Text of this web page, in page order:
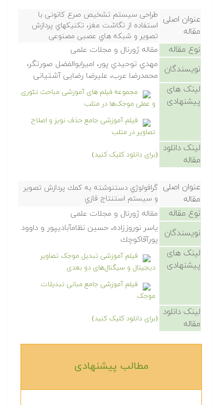
عنوان اصلی
مقاله
طراحی سیستم تشخیص صرع کانونی با
استفاده از نگاشت مغز، تکنیکهاي پردازش
تصویر و شبکه هاي عصبی مصنوعی
نوع مقاله مقاله ژورنال و مجلات علمی
نویسندگان
مهدي توحیدي پور، امیرابوالفضل صورتگر،
محمدرضا عرب، علیرضا رضایی آشتیانی
لینک های
پیشنهادی
مجموعه فیلم های آموزشی مباحث تئوری
و عملی موجک‌ها در متلب
فیلم آموزشی جامع حذف نویز و اصلاح
تصاویر در متلب
لینک دانلود
مقاله
(برای دانلود کلیک کنید)
عنوان اصلی
مقاله
گرافولوژي دستنوشته به كمك پردازش تصوير
و سيستم استنتاج فازي
نوع مقاله مقاله ژورنال و مجلات علمی
نویسندگان
ياسر نوروززاده، حسين نظامآباديپور و داوود
پورآقاكوچك
لینک های
پیشنهادی
فیلم آموزشی تبدیل موجک تصاویر
دیجیتال و سیگنال‌های دو بعدی
فیلم آموزشی جامع مبانی تبدیلات
موجک
لینک دانلود
مقاله
(برای دانلود کلیک کنید)
مطالب پیشنهادی‎